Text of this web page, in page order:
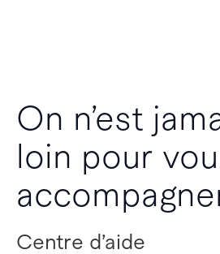
On n’est
loin pour
Centre d’aide